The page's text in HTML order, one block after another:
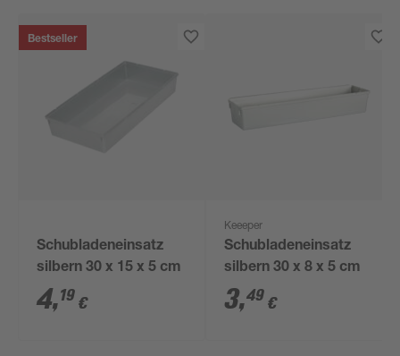
Bestseller
Schubladeneinsatz
silbern 30 x 15 x 5 cm
4,19 €
Keeeper
Schubladeneinsatz
silbern 30 x 8 x 5 cm
3,49 €